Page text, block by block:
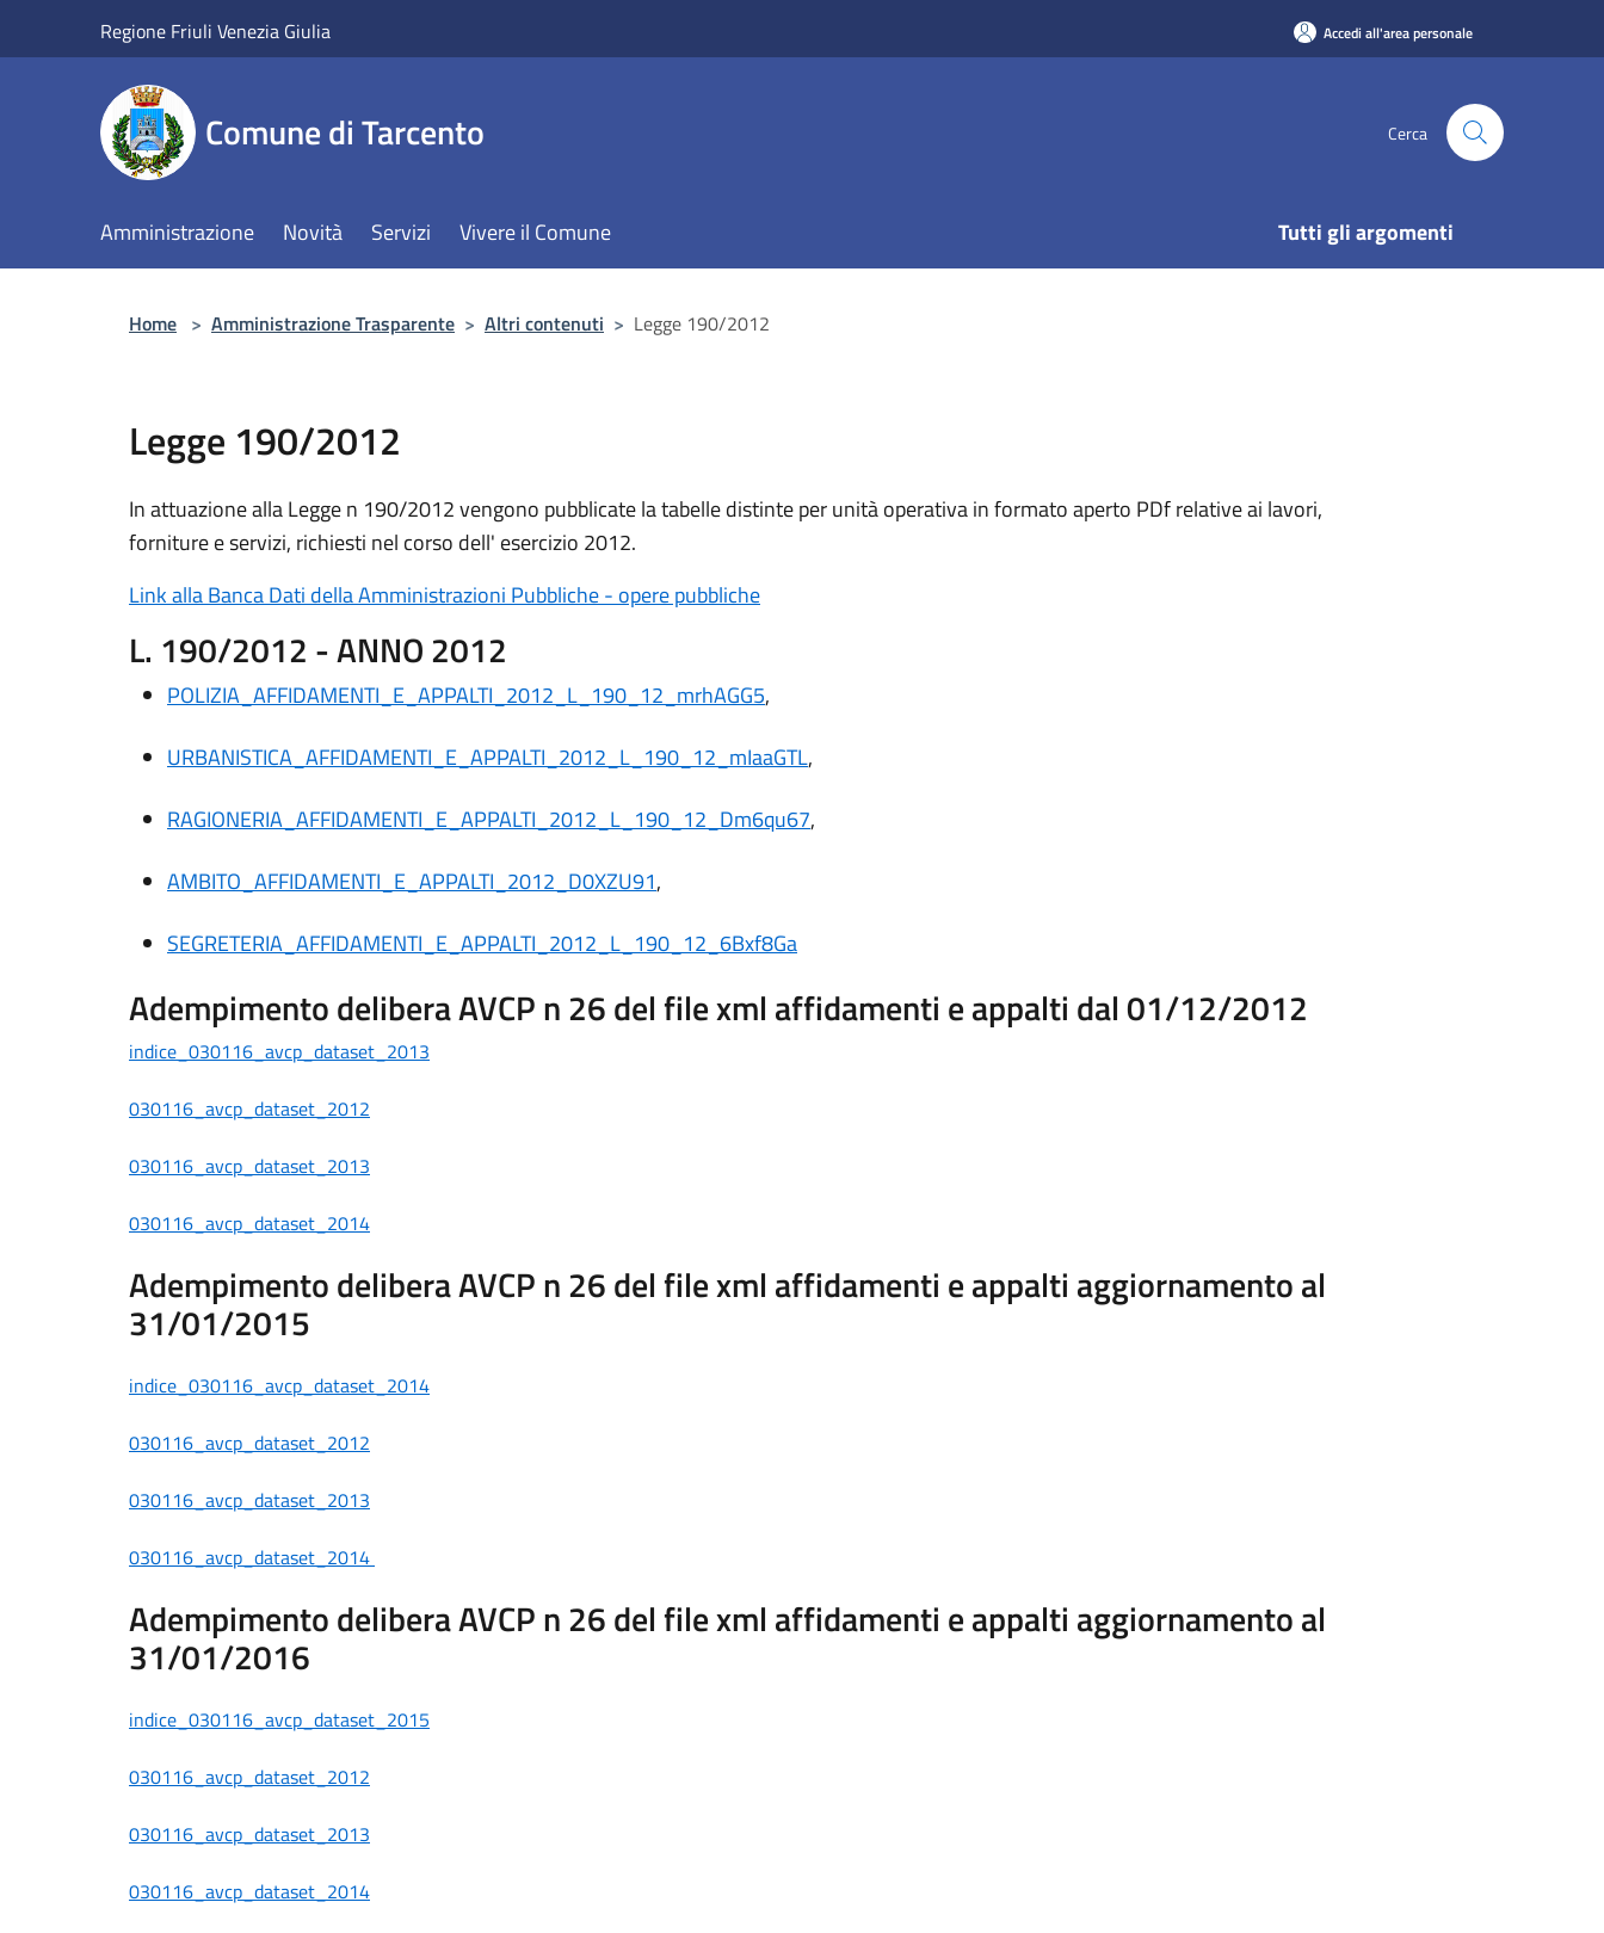
Regione Friuli Venezia Giulia Accedi all'area personale
Comune di Tarcento Cerca
Amministrazione Novità Servizi Vivere il Comune Tutti gli argomenti
Home > Amministrazione Trasparente > Altri contenuti > Legge 190/2012
Legge 190/2012
In attuazione alla Legge n 190/2012 vengono pubblicate la tabelle distinte per unità operativa in formato aperto PDf relative ai lavori,
forniture e servizi, richiesti nel corso dell' esercizio 2012.
Link alla Banca Dati della Amministrazioni Pubbliche - opere pubbliche
L. 190/2012 - ANNO 2012
POLIZIA_AFFIDAMENTI_E_APPALTI_2012_L_190_12_mrhAGG5,
URBANISTICA_AFFIDAMENTI_E_APPALTI_2012_L_190_12_mIaaGTL,
RAGIONERIA_AFFIDAMENTI_E_APPALTI_2012_L_190_12_Dm6qu67,
AMBITO_AFFIDAMENTI_E_APPALTI_2012_D0XZU91,
SEGRETERIA_AFFIDAMENTI_E_APPALTI_2012_L_190_12_6Bxf8Ga
Adempimento delibera AVCP n 26 del file xml affidamenti e appalti dal 01/12/2012
indice_030116_avcp_dataset_2013
030116_avcp_dataset_2012
030116_avcp_dataset_2013
030116_avcp_dataset_2014
Adempimento delibera AVCP n 26 del file xml affidamenti e appalti aggiornamento al
31/01/2015
indice_030116_avcp_dataset_2014
030116_avcp_dataset_2012
030116_avcp_dataset_2013
030116_avcp_dataset_2014
Adempimento delibera AVCP n 26 del file xml affidamenti e appalti aggiornamento al
31/01/2016
indice_030116_avcp_dataset_2015
030116_avcp_dataset_2012
030116_avcp_dataset_2013
030116_avcp_dataset_2014